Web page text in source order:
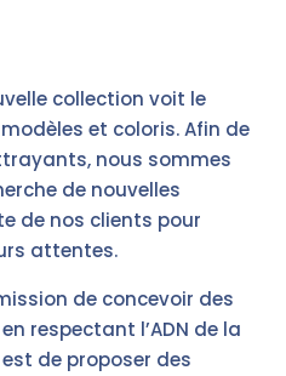
collection voit le
et coloris. Afin de
nous sommes
de nouvelles
de nos clients pour
attentes.
de concevoir des
respectant l’ADN de la
de proposer des